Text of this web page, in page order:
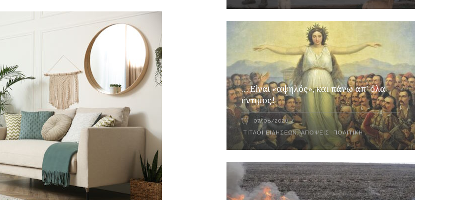
… Είναι «αψηλός», και πάνω απ’ όλα
έντιμος!
07/08/2026
ΤΊΤΛΟΙ ΕΙΔΉΣΕΩΝ,ΑΠΌΨΕΙΣ, ΠΟΛΙΤΙΚΉ